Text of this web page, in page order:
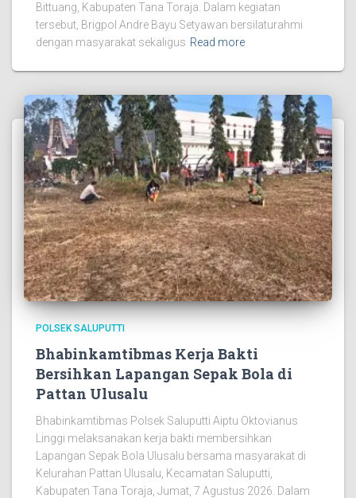
Bittuang, Kabupaten Tana Toraja. Dalam kegiatan
tersebut, Brigpol Andre Bayu Setyawan bersilaturahmi
dengan masyarakat sekaligus Read more
POLSEK SALUPUTTI
Bhabinkamtibmas Kerja Bakti
Bersihkan Lapangan Sepak Bola di
Pattan Ulusalu
Bhabinkamtibmas Polsek Saluputti Aiptu Oktovianus
Linggi melaksanakan kerja bakti membersihkan
Lapangan Sepak Bola Ulusalu bersama masyarakat di
Kelurahan Pattan Ulusalu, Kecamatan Saluputti,
Kabupaten Tana Toraja, Jumat, 7 Agustus 2026. Dalam